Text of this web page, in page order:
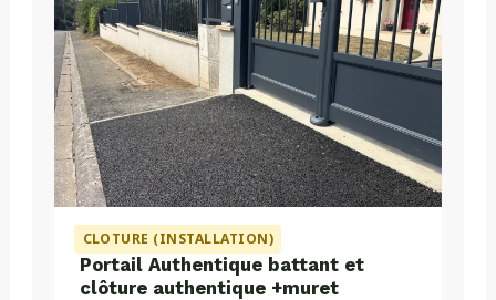
CLOTURE (INSTALLATION)
Portail Authentique battant et
clôture authentique +muret